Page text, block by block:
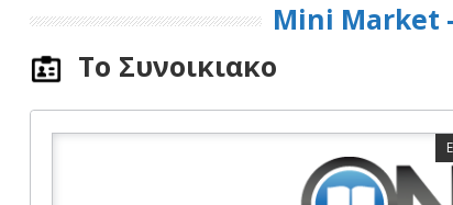
Mini Market
Το Συνοικιακο